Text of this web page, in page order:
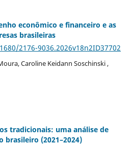
econômico e financeiro e as
brasileiras
2176-9036.2026v18n2ID37702
Caroline Keidann Soschinski ,
tradicionais: uma análise de
brasileiro (2021–2024)